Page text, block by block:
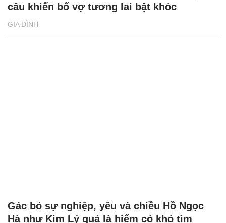
GIA ĐÌNH
câu khiến bố vợ tương lai bật khóc
Gác bỏ sự nghiệp, yêu và chiều Hồ Ngọc
Hà như Kim Lý quả là hiếm có khó tìm